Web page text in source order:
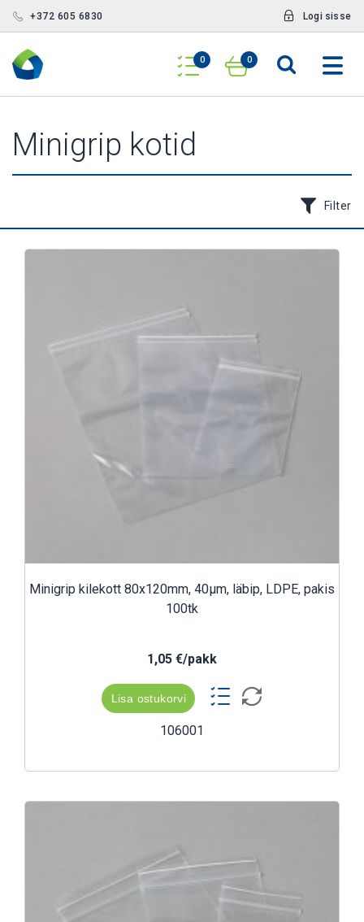
+372 605 6830 Logi sisse
0 0
Minigrip kotid
Filter
Minigrip kilekott 80x120mm, 40µm, läbip, LDPE, pakis
100tk
1,05 €/pakk
Lisa ostukorvi
106001